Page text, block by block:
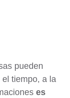
pueden
el tiempo, a la
es